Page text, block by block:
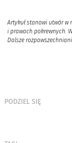
Artykuł stanowi utwór w
i prawach pokrewnych.
Dalsze
PODZIEL SIĘ